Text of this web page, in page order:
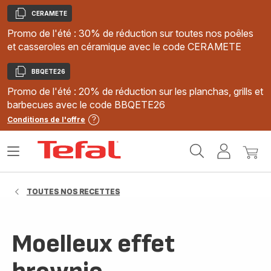
Copier
CERAMETE
Promo de l'été : 30% de réduction sur toutes nos poêles
et casseroles en céramique avec le code CERAMETE
Copier
BBQETE26
Promo de l'été : 20% de réduction sur les planchas, grills et
barbecues avec le code BBQETE26
Conditions de l'offre
MonMon
Ouvrir
TOUTES NOS RECETTES
Moelleux effet